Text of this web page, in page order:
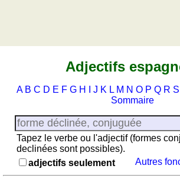
vocabulaire
Espagne
Quiz
de
provinces
Quiz
de
Adjectifs
A B C D E F G H J K L M N O P Q R S
Sommaire
Tapez le verbe ou l'adjectif (formes
declinées sont possibles).
adjectifs seulement
Autres